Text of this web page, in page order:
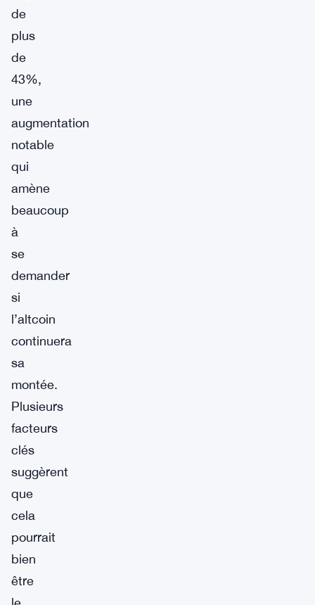
de
plus
de
43%,
une
augmentation
notable
qui
amène
beaucoup
à
se
demander
si
l’altcoin
continuera
sa
montée.
Plusieurs
facteurs
clés
suggèrent
que
cela
pourrait
bien
être